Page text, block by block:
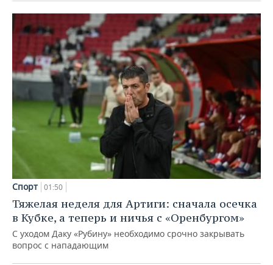
Спорт 01:50
Тяжелая неделя для Артиги: сначала осечка
в Кубке, а теперь и ничья с «Оренбургом»
С уходом Даку «Рубину» необходимо срочно закрывать
вопрос с нападающим